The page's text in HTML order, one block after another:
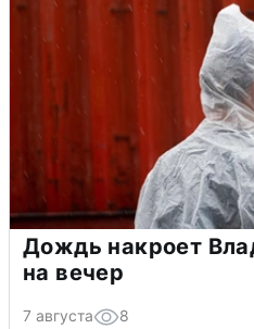
Дождь накроет
на вечер
7 августа 8